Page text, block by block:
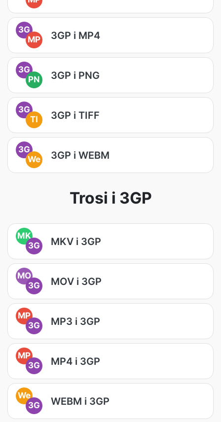
3G
MP
3GP i MP4
3G
PN
3GP i PNG
3G
TI
3GP i TIFF
3G
We
3GP i WEBM
Trosi i 3GP
MK
3G
MKV i 3GP
MO
3G
MOV i 3GP
MP
3G
MP3 i 3GP
MP
3G
MP4 i 3GP
We
3G
WEBM i 3GP